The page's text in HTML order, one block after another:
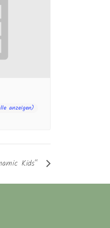
Kids“